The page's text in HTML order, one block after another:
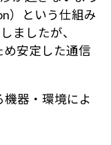
）という仕組み
ましたが、
め安定した通信
器・環境によ